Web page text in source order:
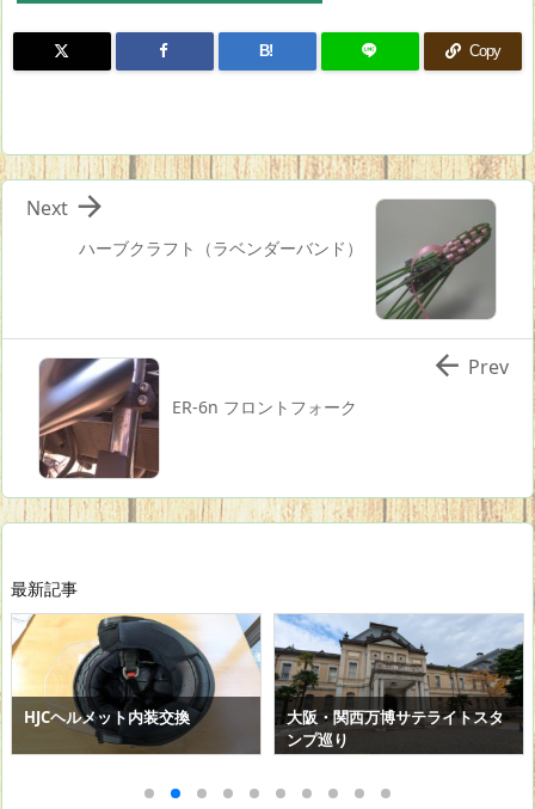
B! Copy
ハーブクラフト（ラベンダーバンド）

Next
ER-6n フロントフォーク
 Prev
最新記事
HJCヘルメット内装交換
大阪・関西万博サテライトスタ
ンプ巡り